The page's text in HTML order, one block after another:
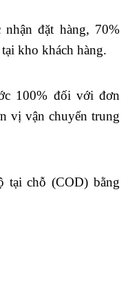
đặt hàng, 70%
kho khách hàng.
100% đối với đơn
vị vận chuyển trung
tại chỗ (COD) bằng